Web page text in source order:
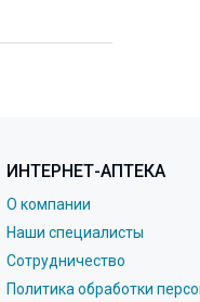
ИНТЕРНЕТ-АПТЕКА
О компании
Наши специалисты
Сотрудничество
Политика обработки